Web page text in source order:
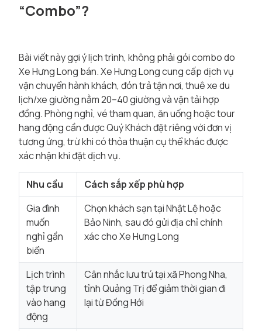
“Combo”?
Bài viết này gợi ý lịch trình, không phải gói combo do
Xe Hưng Long bán. Xe Hưng Long cung cấp dịch vụ
vận chuyển hành khách, đón trả tận nơi, thuê xe du
lịch/xe giường nằm 20–40 giường và vận tải hợp
đồng. Phòng nghỉ, vé tham quan, ăn uống hoặc tour
hang động cần được Quý Khách đặt riêng với đơn vị
tương ứng, trừ khi có thỏa thuận cụ thể khác được
xác nhận khi đặt dịch vụ.
Nhu cầu
Cách sắp xếp phù hợp
Gia đình
muốn
nghỉ gần
biển
Chọn khách sạn tại Nhật Lệ hoặc
Bảo Ninh, sau đó gửi địa chỉ chính
xác cho Xe Hưng Long
Lịch trình
tập trung
vào hang
động
Cân nhắc lưu trú tại xã Phong Nha,
tỉnh Quảng Trị để giảm thời gian đi
lại từ Đồng Hới